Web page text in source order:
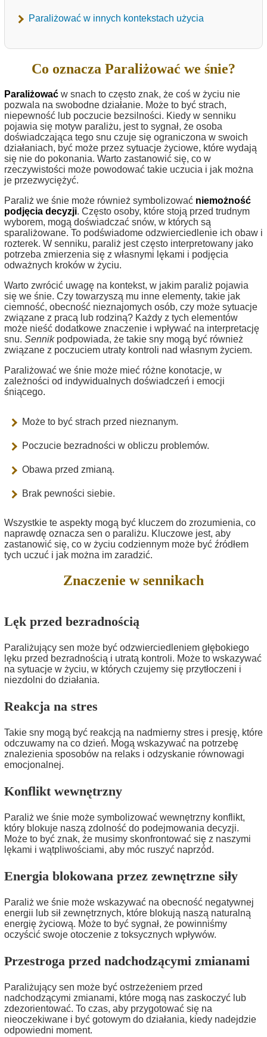
Paraliżować w innych kontekstach użycia
Co oznacza Paraliżować we śnie?
Paraliżować w snach to często znak, że coś w życiu nie
pozwala na swobodne działanie. Może to być strach,
niepewność lub poczucie bezsilności. Kiedy w senniku
pojawia się motyw paraliżu, jest to sygnał, że osoba
doświadczająca tego snu czuje się ograniczona w swoich
działaniach, być może przez sytuacje życiowe, które wydają
się nie do pokonania. Warto zastanowić się, co w
rzeczywistości może powodować takie uczucia i jak można
je przezwyciężyć.
Paraliż we śnie może również symbolizować niemożność
podjęcia decyzji. Często osoby, które stoją przed trudnym
wyborem, mogą doświadczać snów, w których są
sparaliżowane. To podświadome odzwierciedlenie ich obaw i
rozterek. W senniku, paraliż jest często interpretowany jako
potrzeba zmierzenia się z własnymi lękami i podjęcia
odważnych kroków w życiu.
Warto zwrócić uwagę na kontekst, w jakim paraliż pojawia
się we śnie. Czy towarzyszą mu inne elementy, takie jak
ciemność, obecność nieznajomych osób, czy może sytuacje
związane z pracą lub rodziną? Każdy z tych elementów
może nieść dodatkowe znaczenie i wpływać na interpretację
snu. Sennikpodpowiada, że takie sny mogą być również
związane z poczuciem utraty kontroli nad własnym życiem.
Paraliżować we śnie może mieć różne konotacje, w
zależności od indywidualnych doświadczeń i emocji
śniącego.
Może to być strach przed nieznanym.
Poczucie bezradności w obliczu problemów.
Obawa przed zmianą.
Brak pewności siebie.
Wszystkie te aspekty mogą być kluczem do zrozumienia, co
naprawdę oznacza sen o paraliżu. Kluczowe jest, aby
zastanowić się, co w życiu codziennym może być źródłem
tych uczuć i jak można im zaradzić.
Znaczenie w sennikach
Lęk przed bezradnością
Paraliżujący sen może być odzwierciedleniem głębokiego
lęku przed bezradnością i utratą kontroli. Może to wskazywać
na sytuacje w życiu, w których czujemy się przytłoczeni i
niezdolni do działania.
Reakcja na stres
Takie sny mogą być reakcją na nadmierny stres i presję, które
odczuwamy na co dzień. Mogą wskazywać na potrzebę
znalezienia sposobów na relaks i odzyskanie równowagi
emocjonalnej.
Konflikt wewnętrzny
Paraliż we śnie może symbolizować wewnętrzny konflikt,
który blokuje naszą zdolność do podejmowania decyzji.
Może to być znak, że musimy skonfrontować się z naszymi
lękami i wątpliwościami, aby móc ruszyć naprzód.
Energia blokowana przez zewnętrzne siły
Paraliż we śnie może wskazywać na obecność negatywnej
energii lub sił zewnętrznych, które blokują naszą naturalną
energię życiową. Może to być sygnał, że powinniśmy
oczyścić swoje otoczenie z toksycznych wpływów.
Przestroga przed nadchodzącymi zmianami
Paraliżujący sen może być ostrzeżeniem przed
nadchodzącymi zmianami, które mogą nas zaskoczyć lub
zdezorientować. To czas, aby przygotować się na
nieoczekiwane i być gotowym do działania, kiedy nadejdzie
odpowiedni moment.